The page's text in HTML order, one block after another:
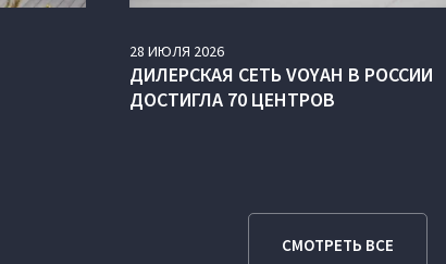
28 ИЮЛЯ 2026
ДИЛЕРСКАЯ СЕТЬ VOYAH В РОССИИ
ДОСТИГЛА 70 ЦЕНТРОВ
СМОТРЕТЬ ВСЕ